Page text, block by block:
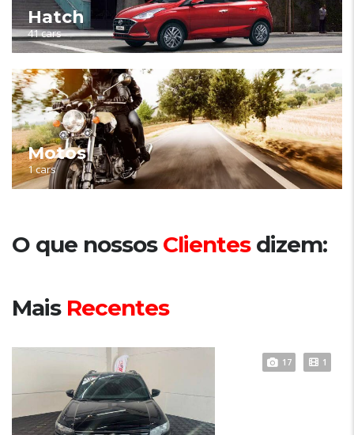
Hatch
41 cars
Motos
1 cars
O que nossos Clientes dizem:
Mais Recentes
17 1